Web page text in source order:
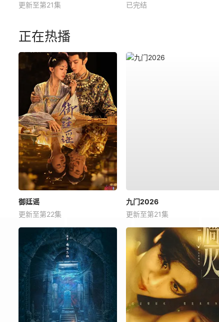
更新至第21集
已完结
正在热播
御廷谣
更新至第22集
九门2026
更新至第21集